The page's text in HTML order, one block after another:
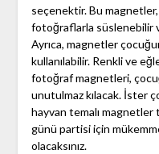
seçenektir. Bu
fotoğraflarla süslenebilir
Ayrıca, magnetler
kullanılabilir. Renkli ve
fotoğraf magnetleri,
unutulmaz kılacak. İster
hayvan temalı
günü partisi için
olacaksınız.